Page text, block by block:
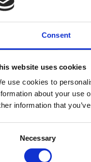
Consent
website uses cookies
use cookies to
about your use
information that
Necessary
Anwendung hat
ein zufriedener